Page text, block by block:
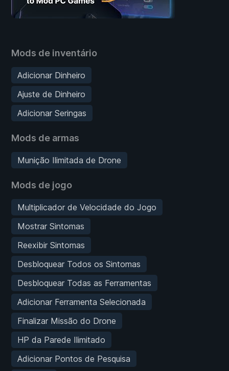
Mods de inventário
Adicionar Dinheiro
Ajuste de Dinheiro
Adicionar Seringas
Mods de armas
Munição Ilimitada de Drone
Mods de jogo
Multiplicador de Velocidade do Jogo
Mostrar Sintomas
Reexibir Sintomas
Desbloquear Todos os Sintomas
Desbloquear Todas as Ferramentas
Adicionar Ferramenta Selecionada
Finalizar Missão do Drone
HP da Parede Ilimitado
Adicionar Pontos de Pesquisa